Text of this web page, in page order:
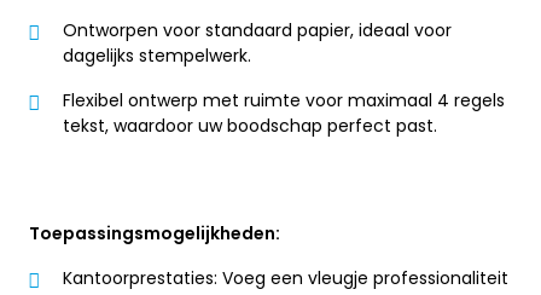
Ontworpen voor standaard papier, ideaal voor
dagelijks stempelwerk.
Flexibel ontwerp met ruimte voor maximaal 4 regels
tekst, waardoor uw boodschap perfect past.
Toepassingsmogelijkheden:
Kantoorprestaties: Voeg een vleugje professionaliteit